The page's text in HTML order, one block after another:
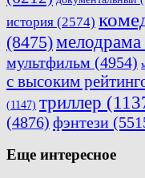
история (2574)
(8475)мелодрама
мультфильм (4954)
с высоким
(1147) триллер
(4876) фэнтези
Еще интересное